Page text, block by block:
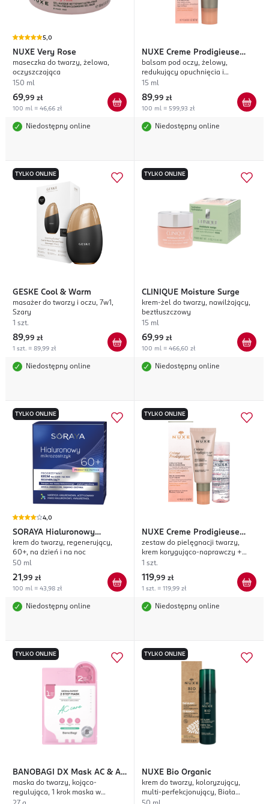
5,0
NUXE Very Rose
maseczka do twarzy, żelowa,
oczyszczająca
150 ml
69,99 zł
100 ml = 46,66 zł
Niedostępny online
NUXE Creme Prodigieuse
Boost
balsam pod oczy, żelowy,
redukujący opuchnięcia i
rozjaśniający cienie
15 ml
89,99 zł
100 ml = 599,93 zł
Niedostępny online
TYLKO ONLINE
GESKE Cool & Warm
masażer do twarzy i oczu, 7w1,
Szary
1 szt.
89,99 zł
1 szt. = 89,99 zł
Niedostępny online
TYLKO ONLINE
CLINIQUE Moisture Surge
krem-żel do twarzy, nawilżający,
beztłuszczowy
15 ml
69,99 zł
100 ml = 466,60 zł
Niedostępny online
TYLKO ONLINE
4,0
SORAYA Hialuronowy
Mikrozastrzyk
krem do twarzy, regenerujący,
60+, na dzień i na noc
50 ml
21 ,99 zł
100 ml = 43,98 zł
Niedostępny online
TYLKO ONLINE
NUXE Creme Prodigieuse
Boost
zestaw do pielęgnacji twarzy,
krem korygująco-naprawczy +
woda micelarna
1 szt.
119,99 zł
1 szt. = 119,99 zł
Niedostępny online
TYLKO ONLINE
BANOBAGI
DX Mask AC & AC
Spot
maska do twarzy, kojąco-
regulująca, 1 krok maska w
płachcie + 2 krok maseczka
TYLKO ONLINE
NUXE Bio Organic
krem do twarzy, koloryzujący,
multi-perfekcjonujący, Biała
Herbata, Jasny odcień skóry